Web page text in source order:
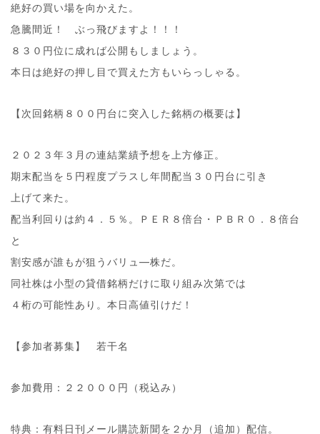
絶好の買い場を向かえた。
急騰間近！ ぶっ飛びますよ！！！
８３０円位に成れば公開もしましょう。
本日は絶好の押し目で買えた方もいらっしゃる。
【次回銘柄８００円台に突入した銘柄の概要は】
２０２３年３月の連結業績予想を上方修正。
期末配当を５円程度プラスし年間配当３０円台に引き
上げて来た。
配当利回りは約４．５％。ＰＥＲ８倍台・ＰＢＲ０．８倍台
と
割安感が誰もが狙うバリュ―株だ。
同社株は小型の貸借銘柄だけに取り組み次第では
４桁の可能性あり。本日高値引けだ！
【参加者募集】 若干名
参加費用：２２０００円（税込み）
特典：有料日刊メール購読新聞を２か月（追加）配信。